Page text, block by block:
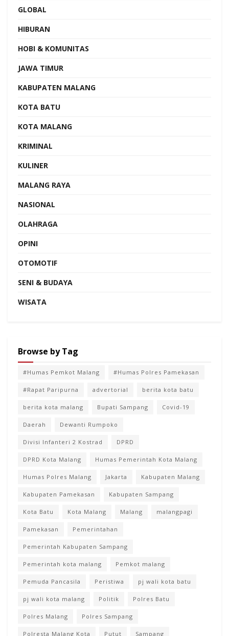
GLOBAL
HIBURAN
HOBI & KOMUNITAS
JAWA TIMUR
KABUPATEN MALANG
KOTA BATU
KOTA MALANG
KRIMINAL
KULINER
MALANG RAYA
NASIONAL
OLAHRAGA
OPINI
OTOMOTIF
SENI & BUDAYA
WISATA
Browse by Tag
#Humas Pemkot Malang #Humas Polres Pamekasan
#Rapat Paripurna advertorial berita kota batu
berita kota malang Bupati Sampang Covid-19
Daerah Dewanti Rumpoko
Divisi Infanteri 2 Kostrad DPRD
DPRD Kota Malang Humas Pemerintah Kota Malang
Humas Polres Malang Jakarta Kabupaten Malang
Kabupaten Pamekasan Kabupaten Sampang
Kota Batu Kota Malang Malang malangpagi
Pamekasan Pemerintahan
Pemerintah Kabupaten Sampang
Pemerintah kota malang Pemkot malang
Pemuda Pancasila Peristiwa pj wali kota batu
pj wali kota malang Politik Polres Batu
Polres Malang Polres Sampang
Polresta Malang Kota Putut Sampang